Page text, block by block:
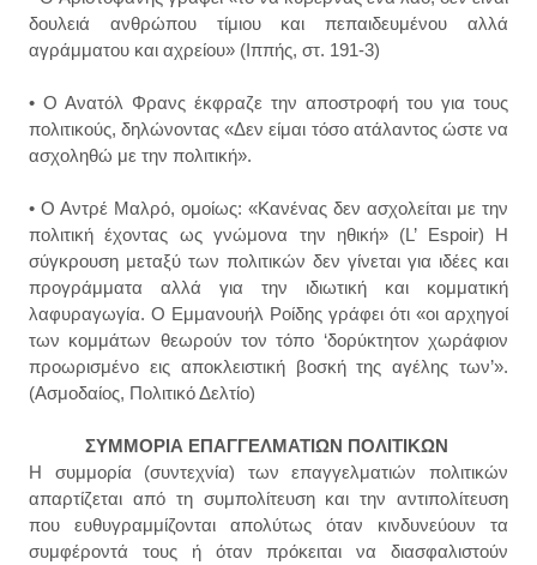
δουλειά ανθρώπου τίμιου και πεπαιδευμένου αλλά
αγράμματου και αχρείου» (Ιππής, στ. 191-3)
• Ο Ανατόλ Φρανς έκφραζε την αποστροφή του για τους
πολιτικούς, δηλώνοντας «Δεν είμαι τόσο ατάλαντος ώστε να
ασχοληθώ με την πολιτική».
• Ο Αντρέ Μαλρό, ομοίως: «Κανένας δεν ασχολείται με την
πολιτική έχοντας ως γνώμονα την ηθική» (L’ Espoir) Η
σύγκρουση μεταξύ των πολιτικών δεν γίνεται για ιδέες και
προγράμματα αλλά για την ιδιωτική και κομματική
λαφυραγωγία. Ο Εμμανουήλ Ροίδης γράφει ότι «οι αρχηγοί
των κομμάτων θεωρούν τον τόπο ‘δορύκτητον χωράφιον
προωρισμένο εις αποκλειστική βοσκή της αγέλης των’».
(Ασμοδαίος, Πολιτικό Δελτίο)
ΣΥΜΜΟΡΙΑ ΕΠΑΓΓΕΛΜΑΤΙΩΝ ΠΟΛΙΤΙΚΩΝ
Η συμμορία (συντεχνία) των επαγγελματιών πολιτικών
απαρτίζεται από τη συμπολίτευση και την αντιπολίτευση
που ευθυγραμμίζονται απολύτως όταν κινδυνεύουν τα
συμφέροντά τους ή όταν πρόκειται να διασφαλιστούν